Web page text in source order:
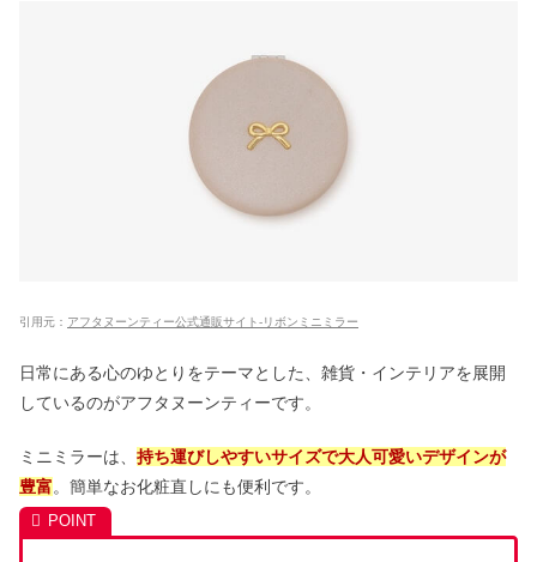
引用元： アフタヌーンティー公式通販サイト-リボンミニミラー
日常にある心のゆとりをテーマとした、雑貨・インテリアを展開
しているのがアフタヌーンティーです。
ミニミラーは、 持ち運びしやすいサイズで大人可愛いデザインが
豊富。簡単なお化粧直しにも便利です。